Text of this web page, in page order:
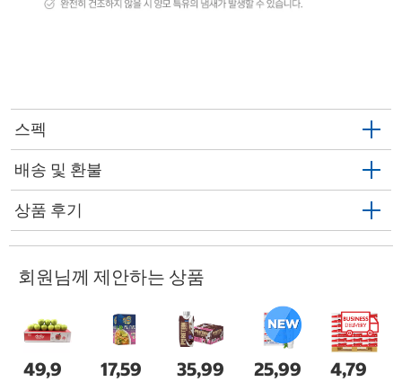
스펙
배송 및 환불
상품 후기
회원님께 제안하는 상품
49,9
17,59
35,99
25,99
4,79